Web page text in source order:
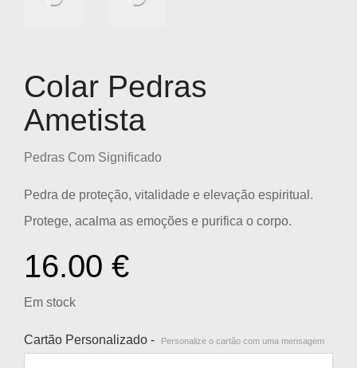
Colar Pedras
Ametista
Pedras Com Significado
Pedra de proteção, vitalidade e elevação espiritual.
Protege, acalma as emoções e purifica o corpo.
16.00 €
Em stock
Cartão Personalizado - Personalize o cartão com uma mensagem